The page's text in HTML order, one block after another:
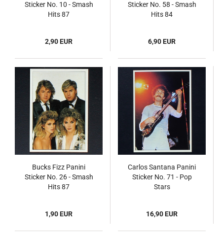
Sticker No. 10 - Smash
Hits 87
2,90 EUR
Sticker No. 58 - Smash
Hits 84
6,90 EUR
Bucks Fizz Panini
Sticker No. 26 - Smash
Hits 87
1,90 EUR
Carlos Santana Panini
Sticker No. 71 - Pop
Stars
16,90 EUR